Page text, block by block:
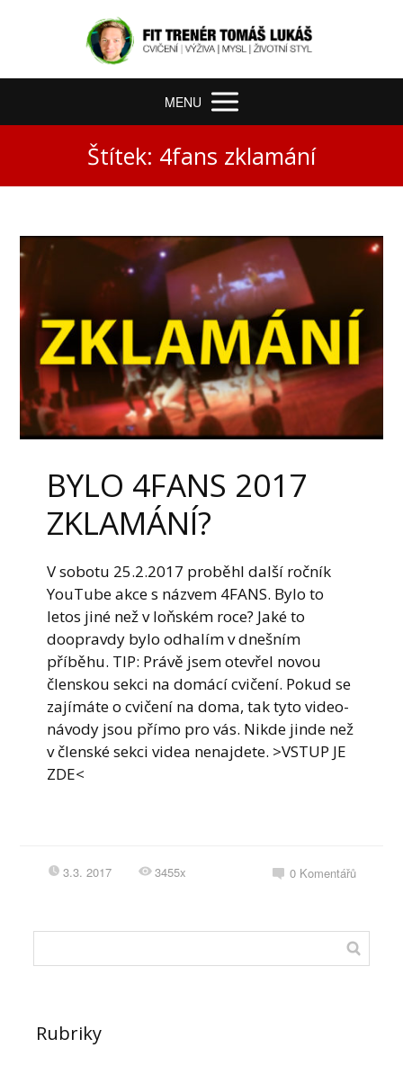
MENU
Štítek: 4fans zklamání
BYLO 4FANS 2017
ZKLAMÁNÍ?
V sobotu 25.2.2017 proběhl další ročník
YouTube akce s názvem 4FANS. Bylo to
letos jiné než v loňském roce? Jaké to
doopravdy bylo odhalím v dnešním
příběhu. TIP: Právě jsem otevřel novou
členskou sekci na domácí cvičení. Pokud se
zajímáte o cvičení na doma, tak tyto video-
návody jsou přímo pro vás. Nikde jinde než
v členské sekci videa nenajdete. >VSTUP JE
ZDE<
3.3. 2017 3455x 0 Komentářů
Rubriky